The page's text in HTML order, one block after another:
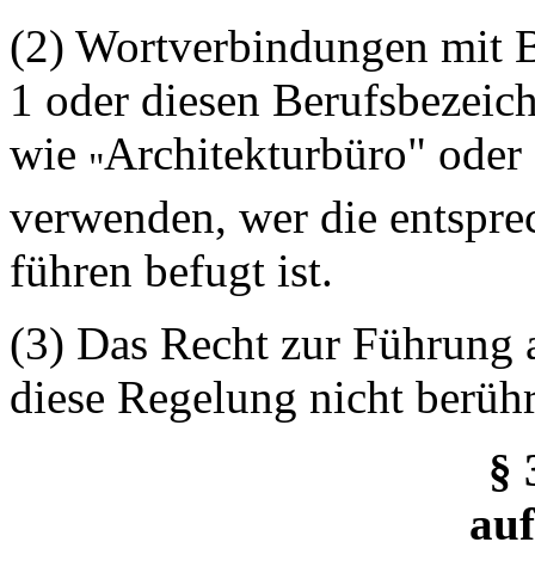
(2) Wortverbindungen mit
1 oder diesen
wie "Architekturbüro" oder
verwenden, wer die
führen befugt ist.
(3) Das Recht zur Führung
diese Regelung nicht
§